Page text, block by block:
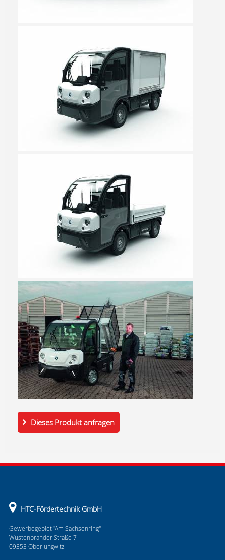
Dieses Produkt anfragen
HTC-Fördertechnik GmbH
Gewerbegebiet "Am Sachsenring"
Wüstenbrander Straße 7
09353 Oberlungwitz